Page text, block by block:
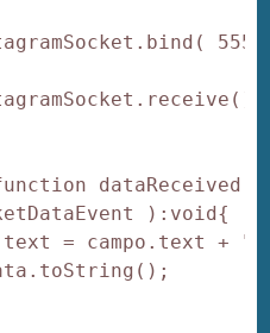
dataReceived(
):void{
campo.text +